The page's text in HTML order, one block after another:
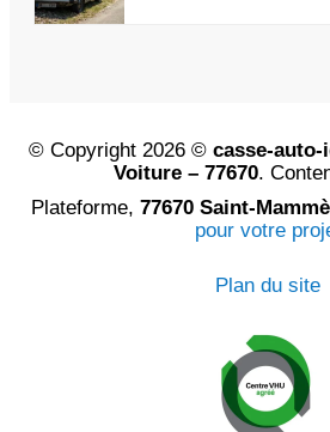
© Copyright 2026 © casse-
Voiture – 77670.
Plateforme, 77670 Saint-
pour votre
Plan du site